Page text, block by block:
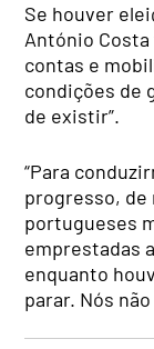
Se houver
António
contas e
condições de
de existir”.
“Para
progresso, de
portugueses
emprestadas
enquanto
parar. Nós